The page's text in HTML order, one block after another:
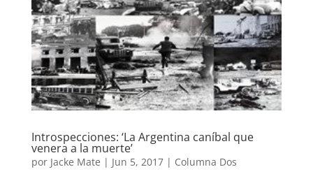
Introspecciones: ‘La Argentina caníbal que
venera a la muerte’
por Jacke Mate | Jun 5, 2017| Columna Dos